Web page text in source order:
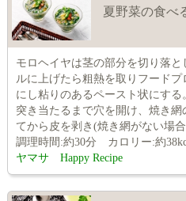
夏野菜の食べ
モロヘイヤは茎の部分を切り落
ルに上げたら粗熱を取りフード
にし粘りのあるペースト状にす
突き当たるまで穴を開け、焼き
てから皮を剥き(焼き網がない場合
調理時間:約30分 カロリー:約
ヤマサ Happy Recipe